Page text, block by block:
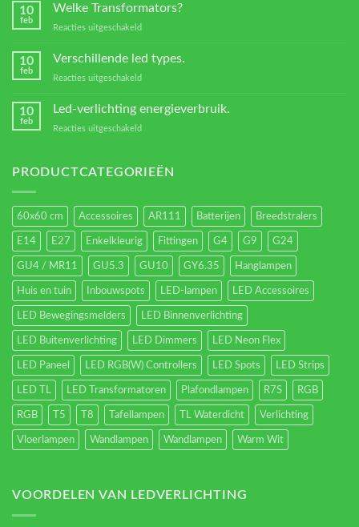
verlichting
10
feb
Welke Transformators?
Reacties uitgeschakeld
Transformators?
10
feb
Verschillende led types.
Reacties uitgeschakeld
10
feb
Led-verlichting energieverbruik.
Reacties uitgeschakeld
energieverbruik.
PRODUCTCATEGORIEËN
60x60 cm Accessoires AR111 Batterijen Breedstralers
E14 E27 Enkelkleurig Fittingen G4 G9 G24
GU4 / MR11 GU5.3 GU10 GY6.35 Hanglampen
Huis en tuin Inbouwspots LED-lampen LED Accessoires
LED Bewegingsmelders LED Binnenverlichting
LED Buitenverlichting LED Dimmers LED Neon Flex
LED Paneel LED RGB(W) Controllers LED Spots LED Strips
LED TL LED Transformatoren Plafondlampen R7S RGB
RGB T5 T8 Tafellampen TL Waterdicht Verlichting
Vloerlampen Wandlampen Wandlampen Warm Wit
VOORDELEN VAN LEDVERLICHTING